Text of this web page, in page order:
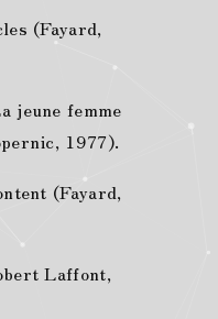
(Fayard,
jeune femme
1977).
(Fayard,
Laffont,